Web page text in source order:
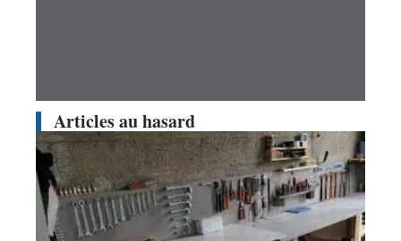
Articles au hasard